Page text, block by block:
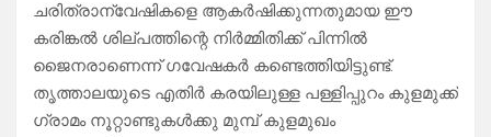
ചരിത്രാന്വേഷികളെ ആകർഷിക്കുന്നതുമായ ഈ
കരിങ്കൽ ശില്പത്തിന്റെ നിർമ്മിതിക്ക് പിന്നിൽ
ജൈനരാണെന്ന് ഗവേഷകർ കണ്ടെത്തിയിട്ടുണ്ട്.
തൃത്താലയുടെ എതിർ കരയിലുള്ള പള്ളിപ്പുറം കുളമുക്ക്
ഗ്രാമം നൂറ്റാണ്ടുകൾക്കു മുമ്പ് കുളമുഖം